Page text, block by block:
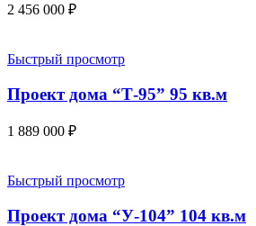
2 456 000 ₽
Быстрый просмотр
Проект дома “Т-95” 95 кв.м
1 889 000 ₽
Быстрый просмотр
Проект дома “У-104” 104 кв.м